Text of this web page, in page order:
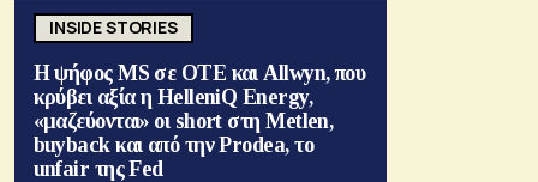
INSIDE STORIES
Η ψήφος MS σε ΟΤΕ και Allwyn, που
κρύβει αξία η HelleniQ Energy,
«μαζεύονται» οι short στη Metlen,
buyback και από την Prodea, το
unfair της Fed